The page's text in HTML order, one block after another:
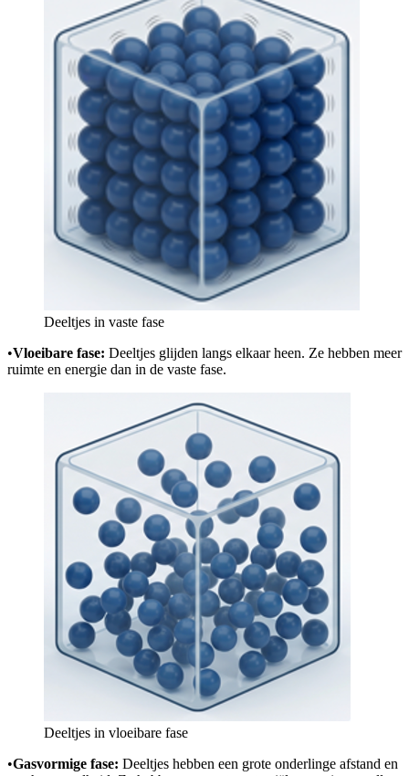
Deeltjes in vaste fase
•Vloeibare fase: Deeltjes glijden langs elkaar heen. Ze hebben meer
ruimte en energie dan in de vaste fase.
Deeltjes in vloeibare fase
•Gasvormige fase: Deeltjes hebben een grote onderlinge afstand en